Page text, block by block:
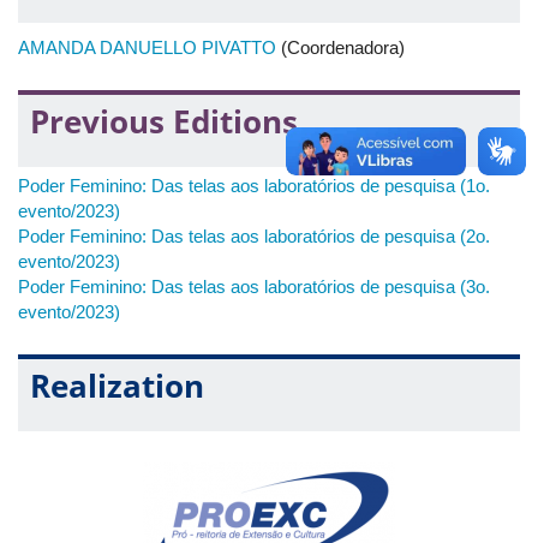
AMANDA DANUELLO PIVATTO (Coordenadora)
Previous Editions
Poder Feminino: Das telas aos laboratórios de pesquisa (1o.
evento/2023)
Poder Feminino: Das telas aos laboratórios de pesquisa (2o.
evento/2023)
Poder Feminino: Das telas aos laboratórios de pesquisa (3o.
evento/2023)
Realization